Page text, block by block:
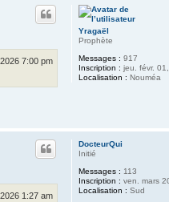
Yragaël
Prophète
Messages : 917
Inscription : jeu. févr.
Localisation : Nouméa
7:00 pm
DocteurQui
Initié
Messages : 113
Inscription : ven. mars
Localisation : Sud
1:27 am